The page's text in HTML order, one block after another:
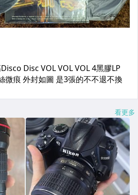
看更多